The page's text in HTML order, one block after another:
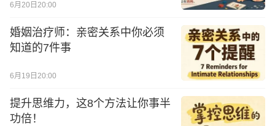
6月20日20:00
婚姻治疗师：亲密关系中你必须
知道的7件事
6月19日20:00
提升思维力，这8个方法让你事半
功倍！